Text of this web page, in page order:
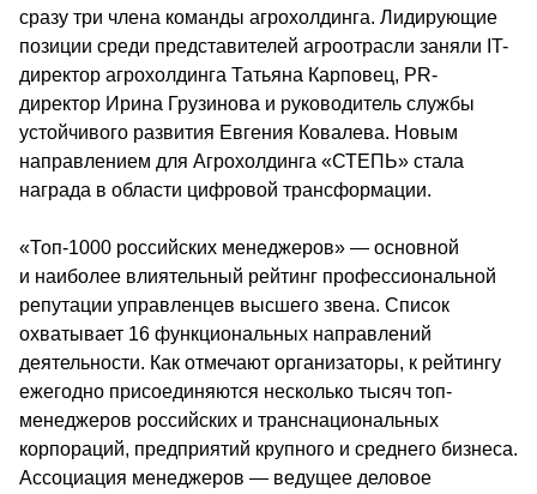
сразу три члена команды агрохолдинга. Лидирующие
позиции среди представителей агроотрасли заняли IT-
директор агрохолдинга Татьяна Карповец, PR-
директор Ирина Грузинова и руководитель службы
устойчивого развития Евгения Ковалева. Новым
направлением для Агрохолдинга «СТЕПЬ» стала
награда в области цифровой трансформации.
«Топ-1000 российских менеджеров» — основной
и наиболее влиятельный рейтинг профессиональной
репутации управленцев высшего звена. Список
охватывает 16 функциональных направлений
деятельности. Как отмечают организаторы, к рейтингу
ежегодно присоединяются несколько тысяч топ-
менеджеров российских и транснациональных
корпораций, предприятий крупного и среднего бизнеса.
Ассоциация менеджеров — ведущее деловое